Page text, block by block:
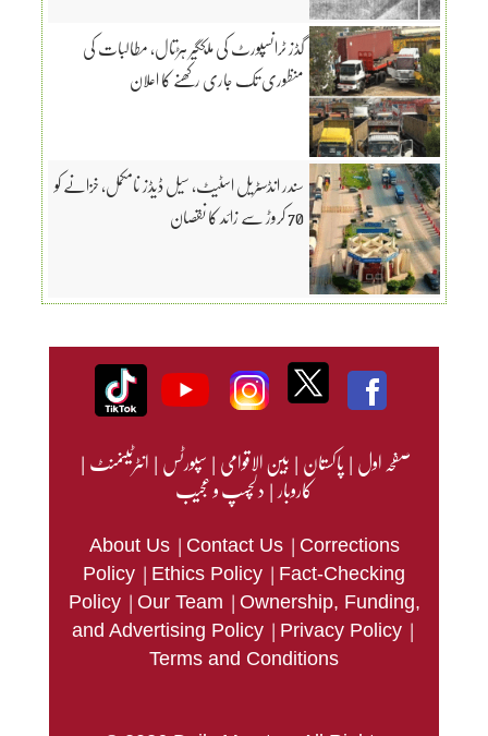
گڈز ٹرانسپورٹ کی ملکگیر ہڑتال، مطالبات کی
منظوری تک جاری رکھنے کا اعلان
سندر انڈسٹریل اسٹیٹ، سیل ڈیڈز نامکمل، خزانے کو
70 کروڑ سے زائد کا نقصان
صفحہ اول|پاکستان|بین الاقوامی|سپورٹس|انٹرٹینمنٹ|
کاروبار|دلچسپ و عجیب
About Us | Contact Us | Corrections
Policy | Ethics Policy | Fact-Checking
Policy | Our Team | Ownership, Funding,
and Advertising Policy | Privacy Policy |
Terms and Conditions